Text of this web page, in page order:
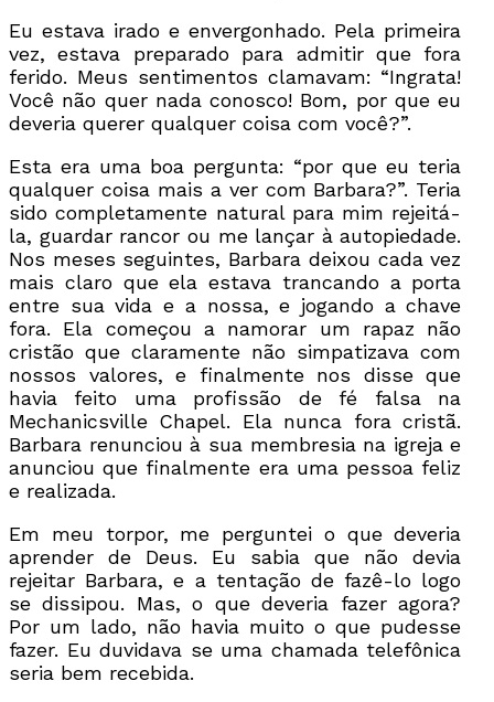
Eu estava irado e envergonhado. Pela primeira
vez, estava preparado para admitir que fora
ferido. Meus sentimentos clamavam: “Ingrata!
Você não quer nada conosco! Bom, por que eu
deveria querer qualquer coisa com você?”.
Esta era uma boa pergunta: “por que eu teria
qualquer coisa mais a ver com Barbara?”. Teria
sido completamente natural para mim rejeitá-
la, guardar rancor ou me lançar à autopiedade.
Nos meses seguintes, Barbara deixou cada vez
mais claro que ela estava trancando a porta
entre sua vida e a nossa, e jogando a chave
fora. Ela começou a namorar um rapaz não
cristão que claramente não simpatizava com
nossos valores, e finalmente nos disse que
havia feito uma profissão de fé falsa na
Mechanicsville Chapel. Ela nunca fora cristã.
Barbara renunciou à sua membresia na igreja e
anunciou que finalmente era uma pessoa feliz
e realizada.
Em meu torpor, me perguntei o que deveria
aprender de Deus. Eu sabia que não devia
rejeitar Barbara, e a tentação de fazê-lo logo
se dissipou. Mas, o que deveria fazer agora?
Por um lado, não havia muito o que pudesse
fazer. Eu duvidava se uma chamada telefônica
seria bem recebida.